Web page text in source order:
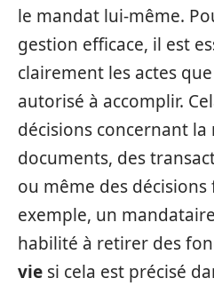
le mandat lui-même.
gestion efficace, il est
clairement les actes
autorisé à accomplir.
décisions concernant la
documents, des
ou même des décisions
exemple, un
habilité à retirer des
vie si cela est précisé